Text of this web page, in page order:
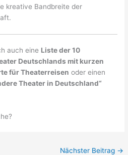
kreative Bandbreite der
auch eine Liste der 10
Deutschlands mit kurzen
für Theaterreisen oder einen
Theater in Deutschland“
Nächster Beitrag →